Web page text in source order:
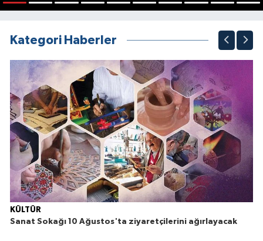
Kategori Haberler
KÜLTÜR
Sanat Sokağı 10 Ağustos'ta ziyaretçilerini ağırlayacak